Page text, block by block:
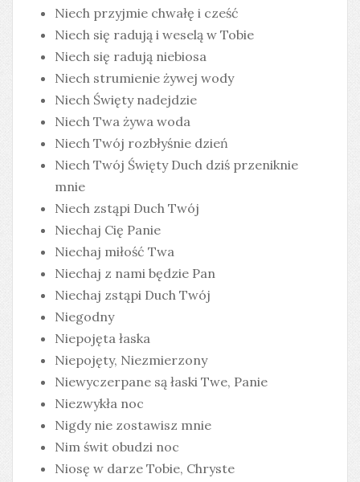
Niech przyjmie chwałę i cześć
Niech się radują i weselą w Tobie
Niech się radują niebiosa
Niech strumienie żywej wody
Niech Święty nadejdzie
Niech Twa żywa woda
Niech Twój rozbłyśnie dzień
Niech Twój Święty Duch dziś przeniknie
mnie
Niech zstąpi Duch Twój
Niechaj Cię Panie
Niechaj miłość Twa
Niechaj z nami będzie Pan
Niechaj zstąpi Duch Twój
Niegodny
Niepojęta łaska
Niepojęty, Niezmierzony
Niewyczerpane są łaski Twe, Panie
Niezwykła noc
Nigdy nie zostawisz mnie
Nim świt obudzi noc
Niosę w darze Tobie, Chryste